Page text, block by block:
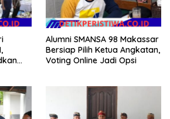
Alumni SMANSA 98 Makassar
Bersiap Pilih Ketua Angkatan,
Voting Online Jadi Opsi